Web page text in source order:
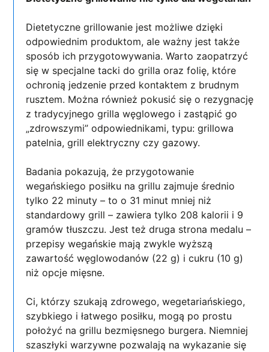
Dietetyczne grillowanie jest możliwe dzięki
odpowiednim produktom, ale ważny jest także
sposób ich przygotowywania. Warto zaopatrzyć
się w specjalne tacki do grilla oraz folię, które
ochronią jedzenie przed kontaktem z brudnym
rusztem. Można również pokusić się o rezygnację
z tradycyjnego grilla węglowego i zastąpić go
„zdrowszymi” odpowiednikami, typu: grillowa
patelnia, grill elektryczny czy gazowy.
Badania pokazują, że przygotowanie
wegańskiego posiłku na grillu zajmuje średnio
tylko 22 minuty – to o 31 minut mniej niż
standardowy grill – zawiera tylko 208 kalorii i 9
gramów tłuszczu. Jest też druga strona medalu –
przepisy wegańskie mają zwykle wyższą
zawartość węglowodanów (22 g) i cukru (10 g)
niż opcje mięsne.
Ci, którzy szukają zdrowego, wegetariańskiego,
szybkiego i łatwego posiłku, mogą po prostu
położyć na grillu bezmięsnego burgera. Niemniej
szaszłyki warzywne pozwalają na wykazanie się